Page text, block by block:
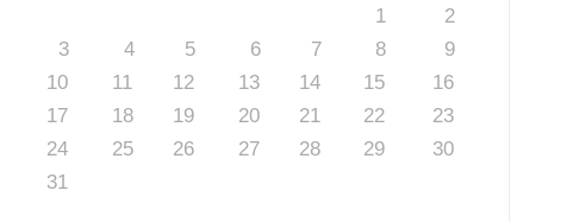
1
2
3
4 5 6 7 8
9
10
11 12 13 14 15
16
17
18 19 20 21 22
23
24
25 26 27 28 29
30
31